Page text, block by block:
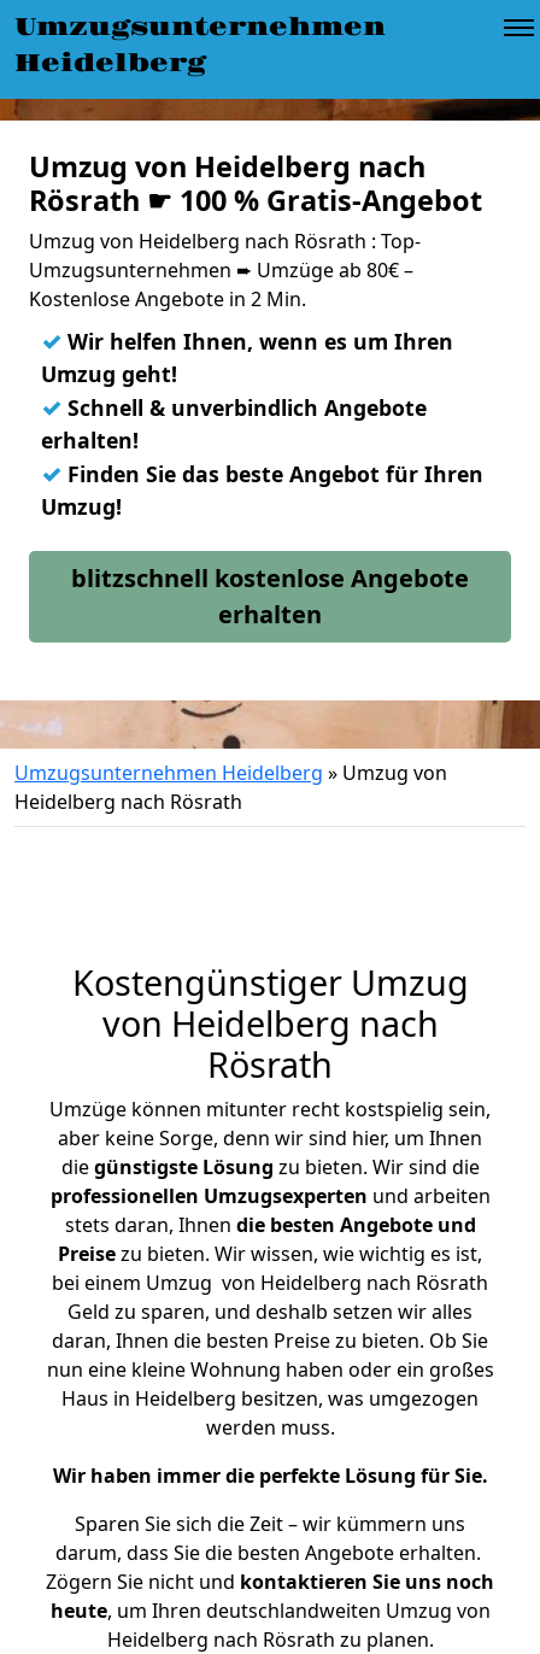
Umzugsunternehmen
Heidelberg
Umzug von Heidelberg nach
Rösrath ☛ 100 % Gratis-Angebot
Umzug von Heidelberg nach Rösrath : Top-
Umzugsunternehmen ➨ Umzüge ab 80€ –
Kostenlose Angebote in 2 Min.
✓ Wir helfen Ihnen, wenn es um Ihren
Umzug geht!
✓ Schnell & unverbindlich Angebote
erhalten!
✓ Finden Sie das beste Angebot für Ihren
Umzug!
blitzschnell kostenlose Angebote
erhalten
Umzugsunternehmen Heidelberg » Umzug von
Heidelberg nach Rösrath
Kostengünstiger Umzug
von Heidelberg nach
Rösrath
Umzüge können mitunter recht kostspielig sein,
aber keine Sorge, denn wir sind hier, um Ihnen
diegünstigste Lösung zu bieten. Wir sind die
professionellen Umzugsexperten und arbeiten
stets daran, Ihnen die besten Angebote und
Preisezu bieten. Wir wissen, wie wichtig es ist,
bei einem Umzug von Heidelberg nach Rösrath
Geld zu sparen, und deshalb setzen wir alles
daran, Ihnen die besten Preise zu bieten. Ob Sie
nun eine kleine Wohnung haben oder ein großes
Haus in Heidelberg besitzen, was umgezogen
werden muss.
Wir haben immer die perfekte Lösung für Sie.
Sparen Sie sich die Zeit – wir kümmern uns
darum, dass Sie die besten Angebote erhalten.
Zögern Sie nicht und kontaktieren Sie uns noch
heute, um Ihren deutschlandweiten Umzug von
Heidelberg nach Rösrath zu planen.